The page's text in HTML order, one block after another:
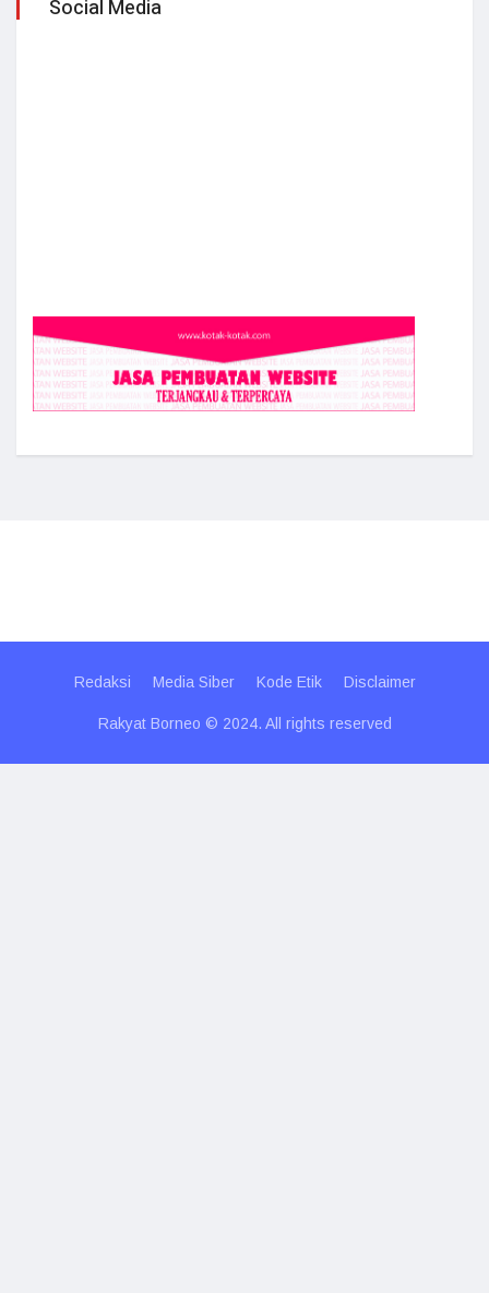
Social Media
Redaksi Media Siber Kode Etik Disclaimer
Rakyat Borneo © 2024. All rights reserved